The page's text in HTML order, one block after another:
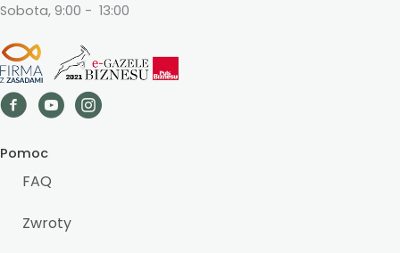
Sobota, 9:00 - 13:00
Pomoc
FAQ
Zwroty